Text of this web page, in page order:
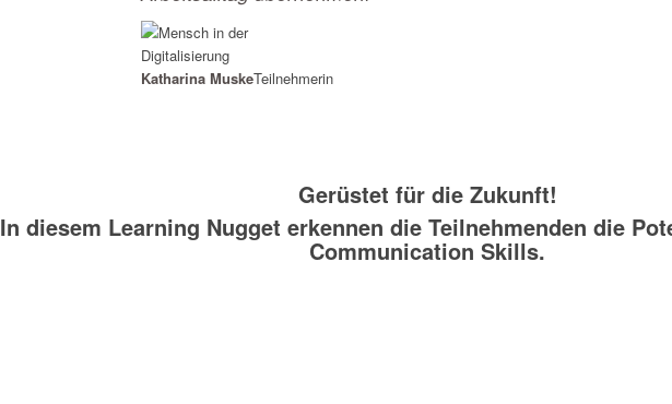
Katharina MuskeTeilnehmerin
Gerüstet für die Zukunft!
In diesem Learning Nugget erkennen die Teilnehmenden die
Communication Skills.